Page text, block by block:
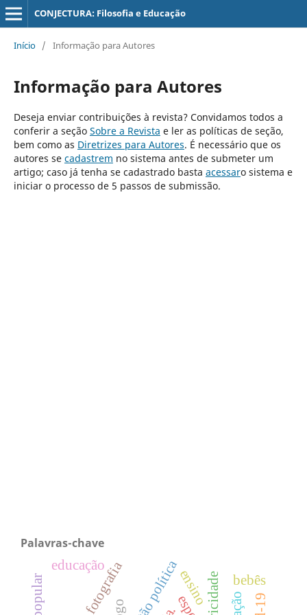
CONJECTURA: Filosofia e Educação
Início / Informação para Autores
Informação para Autores
Deseja enviar contribuições à revista? Convidamos todos a
conferir a seção Sobre a Revista e ler as políticas de seção,
bem como as Diretrizes para Autores. É necessário que os
autores se cadastrem no sistema antes de submeter um
artigo; caso já tenha se cadastrado basta acessaro sistema e
iniciar o processo de 5 passos de submissão.
Palavras-chave
educação
ensino bebês